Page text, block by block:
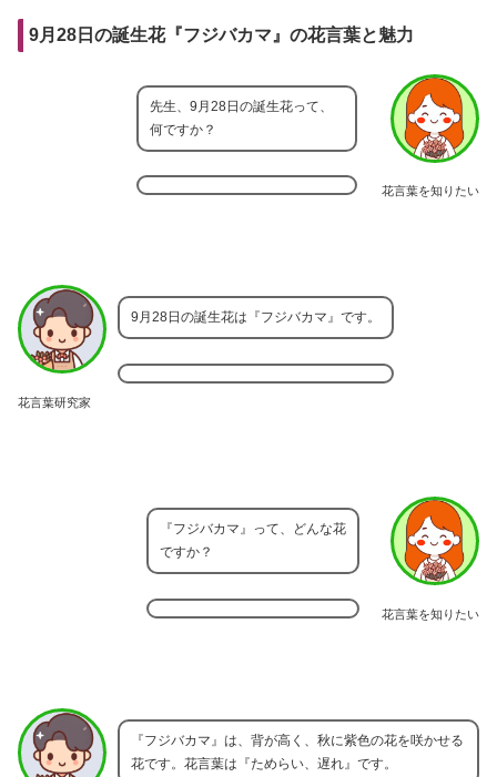
9月28日の誕生花『フジバカマ』の花言葉と魅力
花言葉を知りたい
先生、9月28日の誕生花って、
何ですか？
花言葉研究家
9月28日の誕生花は『フジバカマ』です。
花言葉を知りたい
『フジバカマ』って、どんな花
ですか？
『フジバカマ』は、背が高く、秋に紫色の花を咲かせる
花です。花言葉は『ためらい、遅れ』です。